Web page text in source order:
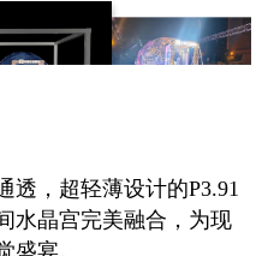
透，超轻薄设计的P3.91
水晶宫完美融合，为现
盛宴。